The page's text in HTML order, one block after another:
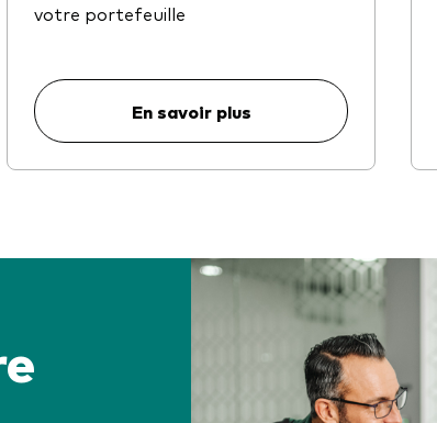
votre portefeuille
En savoir plus